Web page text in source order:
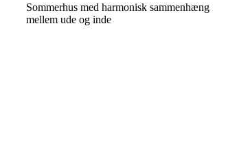
Sommerhus med harmonisk sammenhæng
mellem ude og inde